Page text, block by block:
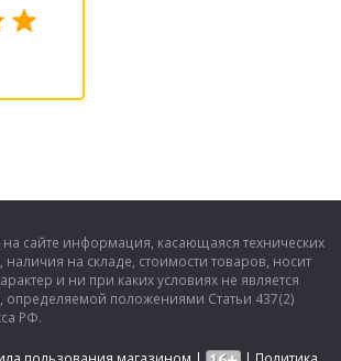
на сайте информация, касающаяся технических
наличия на складе, стоимости товаров, носит
и ни при каких условиях не является
определяемой положениями Статьи 437(2)
РФ.